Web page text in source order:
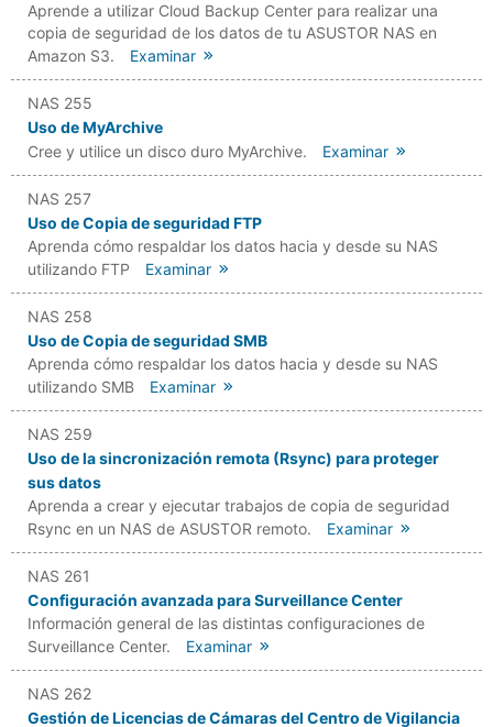
Aprende a utilizar Cloud Backup Center para realizar una
copia de seguridad de los datos de tu ASUSTOR NAS en
Amazon S3.
Examinar
NAS 255
Uso de MyArchive
Cree y utilice un disco duro MyArchive.
Examinar
NAS 257
Uso de Copia de seguridad FTP
Aprenda cómo respaldar los datos hacia y desde su NAS
utilizando FTP
Examinar
NAS 258
Uso de Copia de seguridad SMB
Aprenda cómo respaldar los datos hacia y desde su NAS
utilizando SMB
Examinar
NAS 259
Uso de la sincronización remota (Rsync) para proteger
sus datos
Aprenda a crear y ejecutar trabajos de copia de seguridad
Rsync en un NAS de ASUSTOR remoto.
Examinar
NAS 261
Configuración avanzada para Surveillance Center
Información general de las distintas configuraciones de
Surveillance Center.
Examinar
NAS 262
Gestión de Licencias de Cámaras del Centro de Vigilancia